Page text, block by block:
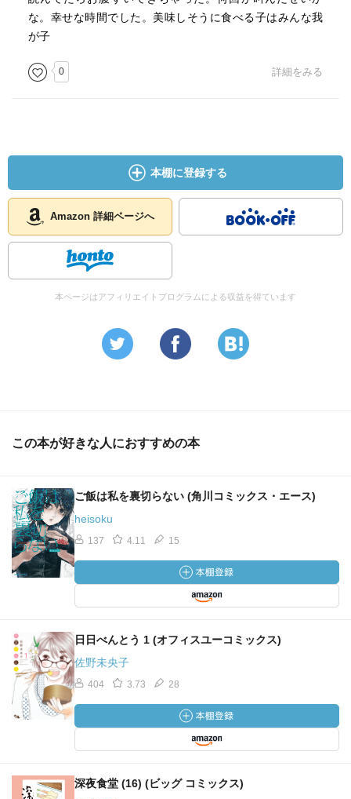
な。幸せな時間でした。美味しそうに食べる子はみんな我
が子
0 詳細をみる
本棚に登録する
Amazon 詳細ページへ
本ページはアフィリエイトプログラムによる収益を得ています
この本が好きな人におすすめの本
ご飯は私を裏切らない (角川コミックス・エース)
heisoku
137 4.11 15
日日べんとう 1 (オフィスユーコミックス)
佐野未央子
404 3.73 28
深夜食堂 (16) (ビッグ コミックス)